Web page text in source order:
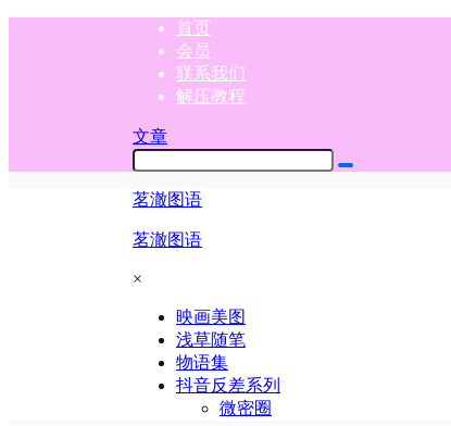
首页
会员
联系我们
解压教程
文章
茗澈图语
茗澈图语
×
映画美图
浅草随笔
物语集
抖音反差系列
微密圈